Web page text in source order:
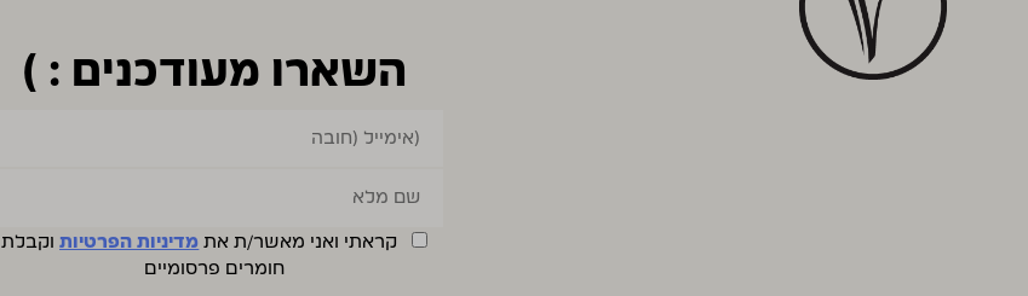
השארו מעודכנים : )
קראתי ואני מאשר/ת את מדיניות הפרטיותוקבלת
חומרים פרסומיים